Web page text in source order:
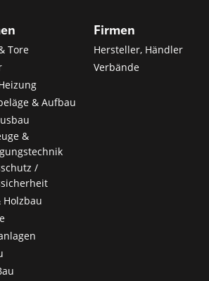
Tore
& Aufbau
&
/
Holzbau
Firmen
Hersteller, Händler
Verbände